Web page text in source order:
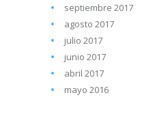
septiembre 2017
agosto 2017
julio 2017
junio 2017
abril 2017
mayo 2016